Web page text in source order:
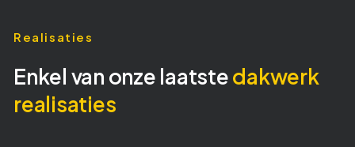
Realisaties
Enkel van onze laatstedakwerk
realisaties